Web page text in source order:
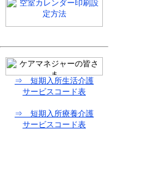
⇒ 短期入所生活介護
サービスコード表
⇒ 短期入所療養介護
サービスコード表